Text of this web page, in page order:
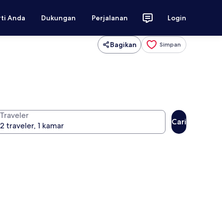
Anda Dukungan Perjalanan Login
Bagikan Simpan
Traveler
Cari